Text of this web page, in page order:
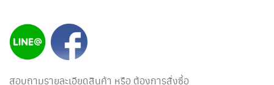
สอบถามรายละเอียดสินค้า หรือ ต้องการสั่งซื้อ